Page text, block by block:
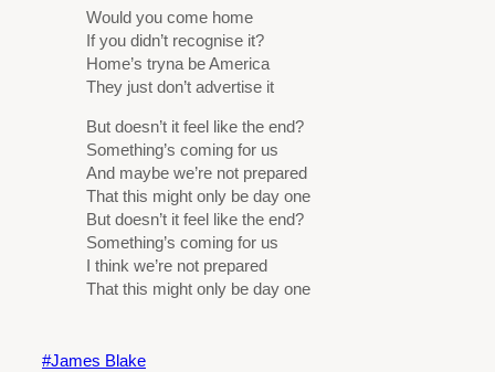
Would you come home
If you didn’t recognise it?
Home’s tryna be America
They just don’t advertise it
But doesn’t it feel like the end?
Something’s coming for us
And maybe we’re not prepared
That this might only be day one
But doesn’t it feel like the end?
Something’s coming for us
I think we’re not prepared
That this might only be day one
James Blake